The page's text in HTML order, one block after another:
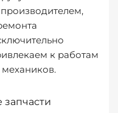
к работам